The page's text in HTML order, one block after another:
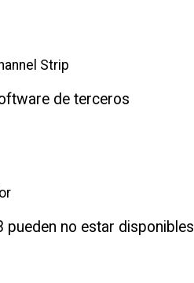
Strip
de terceros
no estar disponibles